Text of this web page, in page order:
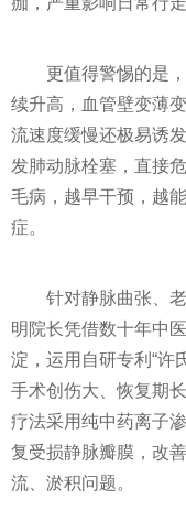
更值得警惕的是
续升高，血管壁变薄
流速度缓慢还极易诱
发肺动脉栓塞，直接
毛病，越早干预，越
症。
针对静脉曲张、
明院长凭借数十年中
淀，运用自研专利“许
手术创伤大、恢复期
疗法采用纯中药离子
复受损静脉瓣膜，改
流、淤积问题。